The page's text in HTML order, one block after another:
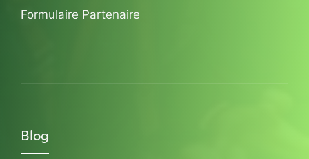
Formulaire Partenaire
Blog